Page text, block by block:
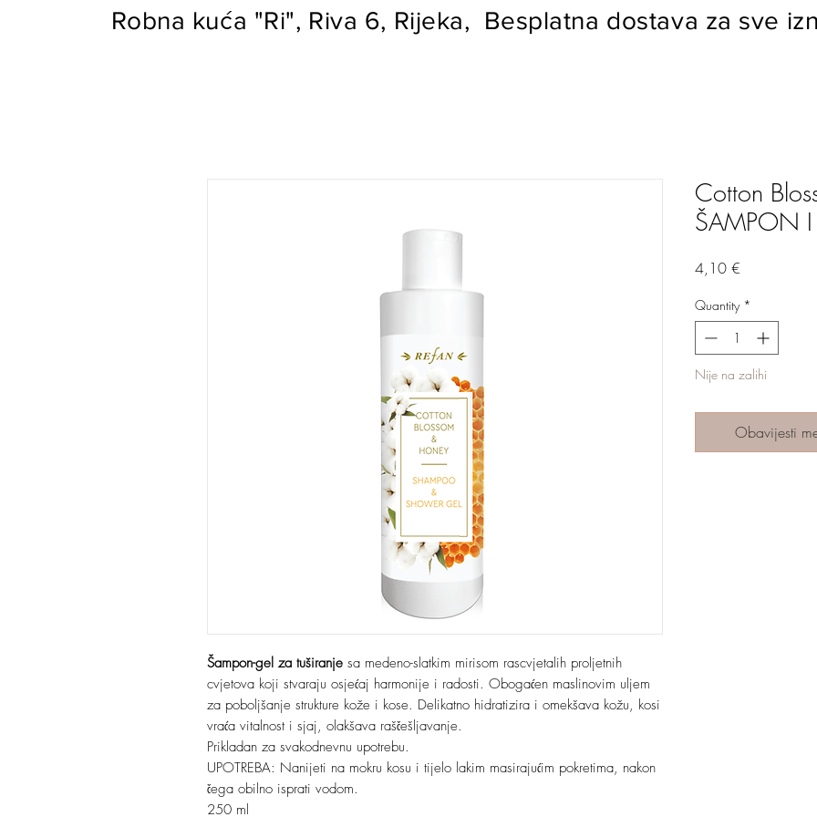
Robna kuća "Ri", Riva 6, Rijeka, Besplatna dostava za sve
Šampon-gel za tuširanje sa medeno-slatkim mirisom rascvjetalih proljetnih
cvjetova koji stvaraju osjećaj harmonije i radosti. Obogaćen maslinovim uljem
za poboljšanje strukture kože i kose. Delikatno hidratizira i omekšava kožu, kosi
vraća vitalnost i sjaj, olakšava raščešljavanje.
Prikladan za svakodnevnu upotrebu.
UPOTREBA: Nanijeti na mokru kosu i tijelo lakim masirajućim pokretima, nakon
čega obilno isprati vodom.
250 ml
Cotton
ŠAMPON I
4,10 €
Quantity *
Nije na zalihi
Obavijesti